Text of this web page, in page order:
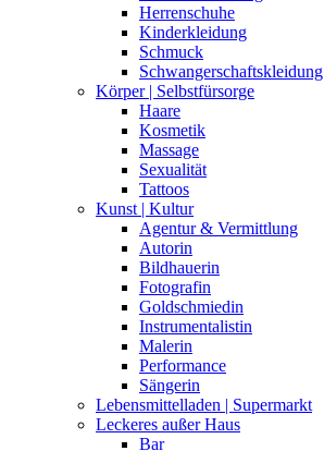
Herrenschuhe
Kinderkleidung
Schmuck
Schwangerschaftskleidung
Körper | Selbstfürsorge
Haare
Kosmetik
Massage
Sexualität
Tattoos
Kunst | Kultur
Agentur & Vermittlung
Autorin
Bildhauerin
Fotografin
Goldschmiedin
Instrumentalistin
Malerin
Performance
Sängerin
Lebensmittelladen | Supermarkt
Leckeres außer Haus
Bar